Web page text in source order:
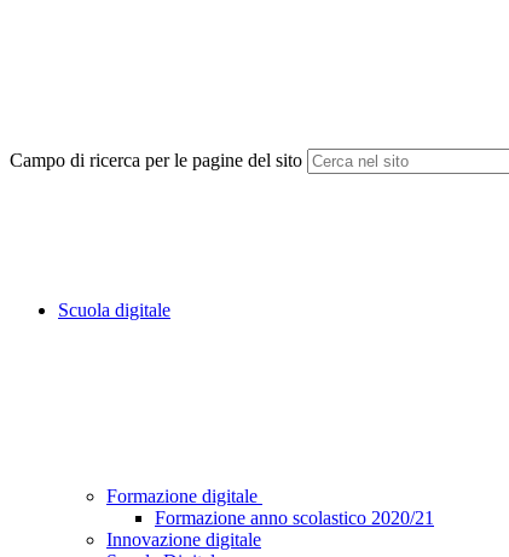
Campo di ricerca per le pagine del sito
Scuola digitale
Formazione digitale
Formazione anno scolastico 2020/21
Innovazione digitale